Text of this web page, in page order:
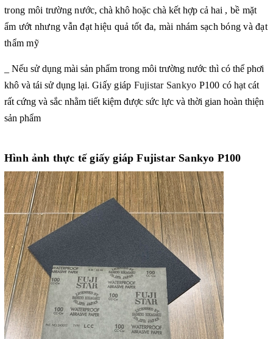
trong môi trường nước, chà khô hoặc chà kết hợp cả hai , bề mặt
ẩm ướt nhưng vẫn đạt hiệu quả tốt đa, mài nhám sạch bóng và đạt
thẩm mỹ
_ Nếu sử dụng mài sản phẩm trong môi trường nước thì có thể phơi
khô và tái sử dụng lại. Giấy giáp Fujistar Sankyo P100 có hạt cát
rất cứng và sắc nhằm tiết kiệm được sức lực và thời gian hoàn thiện
sản phẩm
Hình ảnh thực tế giấy giáp Fujistar Sankyo P100